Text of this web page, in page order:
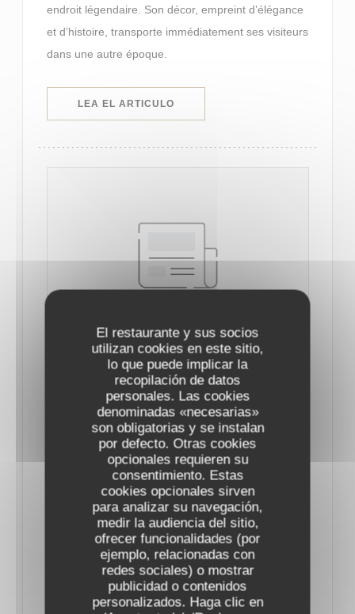
El restaurante y sus socios
utilizan cookies en este sitio,
lo que puede implicar la
recopilación de datos
personales. Las cookies
denominadas «necesarias»
son obligatorias y se instalan
por defecto. Otras cookies
opcionales requieren su
consentimiento. Estas
cookies opcionales sirven
para analizar su navegación,
medir la audiencia del sitio,
ofrecer funcionalidades (por
ejemplo, relacionadas con
redes sociales) o mostrar
publicidad o contenidos
personalizados. Haga clic en
endroit légendaire. Son décor, empreint d’élégance
et d’histoire, transporte immédiatement ses visiteurs
dans une autre époque.
LEA EL ARTICULO((ABRE EN UNA NUEVA
SAINT-VALENTIN 2025 : LES MENUS DE
CHEFS DE RESTAURANTS POUR UNE
PARENTHÈSE ENCHANTÉE À PARIS
07/02/2025
Cette année encore, les chefs mettent les petits
plats dans les grands pour séduire les gourmets.
Le 14 février, tout doit être parfait : qu’on soit
adepte d’ambiance romantique et de lumières
tamisées, ou d’une ambiance plus festive, le dîner
de la Saint-Valentin doit faire chavirer les cœurs.